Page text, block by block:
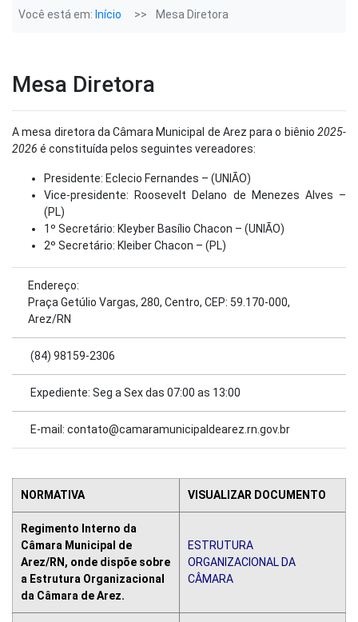
Você está em: Início Mesa Diretora
Mesa Diretora
A mesa diretora da Câmara Municipal de Arez para o biênio 2025-
2026 é constituída pelos seguintes vereadores:
Presidente: Eclecio Fernandes – (UNIÃO)
Vice-presidente: Roosevelt Delano de Menezes Alves –
(PL)
1º Secretário: Kleyber Basílio Chacon – (UNIÃO)
2º Secretário: Kleiber Chacon – (PL)
Endereço:
Praça Getúlio Vargas, 280, Centro, CEP: 59.170-000,
Arez/RN
(84) 98159-2306
Expediente: Seg a Sex das 07:00 as 13:00
E-mail: contato@camaramunicipaldearez.rn.gov.br
NORMATIVA VISUALIZAR DOCUMENTO
Regimento Interno da
Câmara Municipal de
Arez/RN, onde dispõe sobre
a Estrutura Organizacional
da Câmara de Arez.
ESTRUTURA
ORGANIZACIONAL DA
CÂMARA